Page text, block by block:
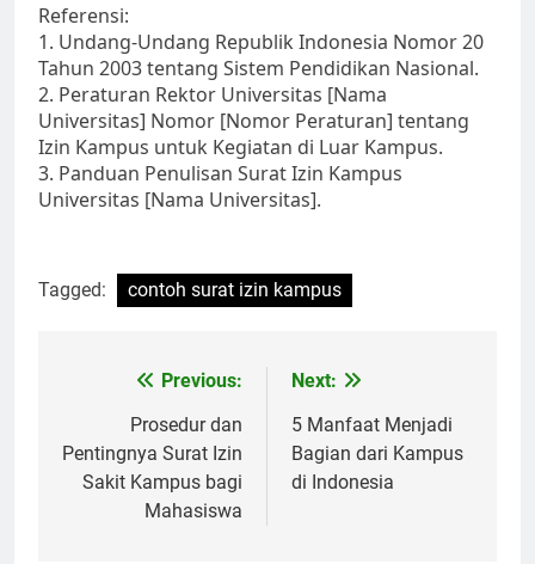
Referensi:
1. Undang-Undang Republik Indonesia Nomor 20
Tahun 2003 tentang Sistem Pendidikan Nasional.
2. Peraturan Rektor Universitas [Nama
Universitas] Nomor [Nomor Peraturan] tentang
Izin Kampus untuk Kegiatan di Luar Kampus.
3. Panduan Penulisan Surat Izin Kampus
Universitas [Nama Universitas].
Tagged: contoh surat izin kampus
navigation
Previous:
Prosedur dan
Pentingnya Surat Izin
Sakit Kampus bagi
Mahasiswa
Next:
5 Manfaat Menjadi
Bagian dari Kampus
di Indonesia